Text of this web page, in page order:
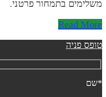
בתמחור פרטני.
Read
פניה